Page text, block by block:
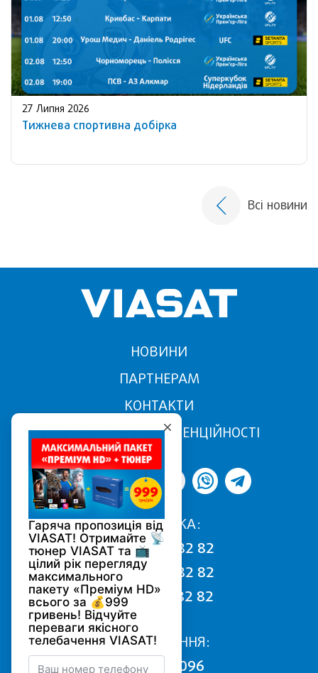
27 Липня 2026
Тижнева спортивна добірка
Всі новини
НОВИНИ
ПАРТНЕРАМ
КОНТАКТИ
ПОЛІТИКА КОНФІДЕНЦІЙНОСТІ
ПІДТРИМКА:
068 170 82 82
050 170 82 82
093 170 82 82
ПІДКЛЮЧЕННЯ:
0800 502 096